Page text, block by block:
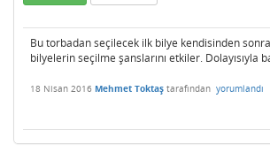
Bu torbadan seçilecek ilk bilye kendisinden
bilyelerin seçilme şanslarını etkiler. Dolayısıyla
18 Nisan 2016 Mehmet Toktaş tarafından yorumlandı